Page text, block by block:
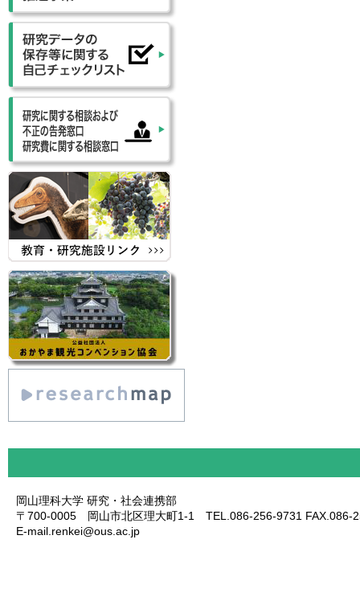
岡山理科大学 研究・社会連携部
〒700-0005 岡山市北区理大町1-1 TEL.086-256-9731 FAX.086-
E-mail.renkei@ous.ac.jp